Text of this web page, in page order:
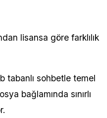
lisansa göre farklılık
tabanlı sohbetle temel
bağlamında sınırlı